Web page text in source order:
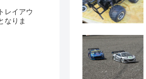
レイアウ
なりま